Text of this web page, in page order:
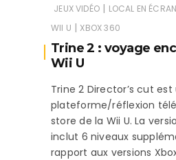
JEUX VIDÉO | LOCAL EN
WII U | XBOX 360
Trine 2 : voyage
Wii U
Trine 2 Director’s cut
plateforme/réflexion
store de la Wii U. La
inclut 6 niveaux
rapport aux versions